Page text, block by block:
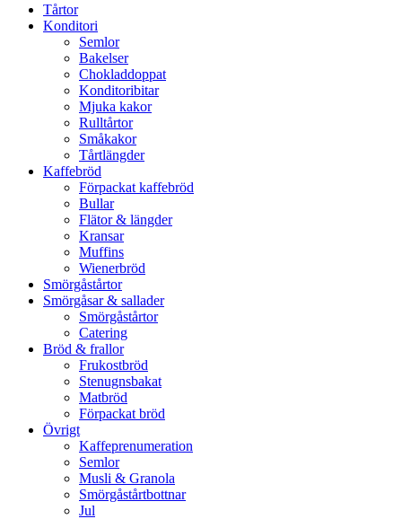
Tårtor
Konditori
Semlor
Bakelser
Chokladdoppat
Konditoribitar
Mjuka kakor
Rulltårtor
Småkakor
Tårtlängder
Kaffebröd
Förpackat kaffebröd
Bullar
Flätor & längder
Kransar
Muffins
Wienerbröd
Smörgåstårtor
Smörgåsar & sallader
Smörgåstårtor
Catering
Bröd & frallor
Frukostbröd
Stenugnsbakat
Matbröd
Förpackat bröd
Övrigt
Kaffeprenumeration
Semlor
Musli & Granola
Smörgåstårtbottnar
Jul